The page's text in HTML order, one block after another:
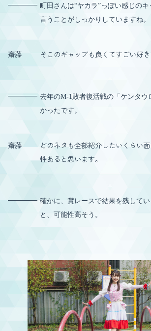
町田さんは“ヤカラ”っぽい感じの
言うことがしっかりしていますね。
齋藤 そこのギャップも良くてすごい好き
去年のM-1敗者復活戦の「ケンタウ
かったです。
齋藤
どのネタも全部紹介したいくらい
性あると思います。
確かに、賞レースで結果を残して
と、可能性高そう。